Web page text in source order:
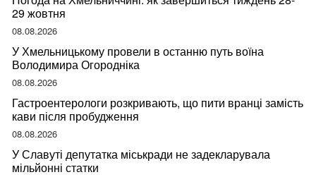
29 жовтня
08.08.2026
У Хмельницькому провели в останню путь воїна
Володимира Огородніка
08.08.2026
Гастроентерологи розкривають, що пити вранці замість
кави після пробудження
08.08.2026
У Славуті депутатка міськради не задекларувала
мільйонні статки